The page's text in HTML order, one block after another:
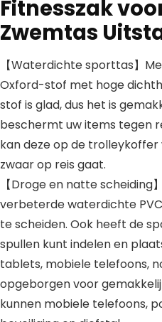
Fitnesszak
Zwemtas
【Waterdichte sporttas】
Oxford-stof met hoge
stof is glad, dus het is
beschermt uw items tegen
kan deze op de
zwaar op reis gaat.
【Droge en natte
verbeterde waterdichte
te scheiden. Ook heeft de
spullen kunt indelen en
tablets, mobiele telefoons,
opgeborgen voor
kunnen mobiele telefoons,